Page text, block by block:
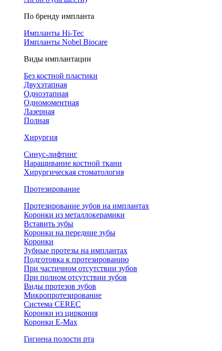
По бренду импланта
Импланты Hi-Tec
Импланты Nobel Biocare
Виды имплантации
Без костной пластики
Двухэтапная
Одноэтапная
Одномоментная
Лазерная
Полная
Хирургия
Синус-лифтинг
Наращивание костной ткани
Хирургическая стоматология
Протезирование
Протезирование зубов на имплантах
Коронки из металлокерамики
Вставить зубы
Коронки на передние зубы
Коронки
Зубные протезы на имплантах
Подготовка к протезированию
При частичном отсутствии зубов
При полном отсутствии зубов
Виды протезов зубов
Микропротезирование
Система CEREC
Коронки из циркония
Коронки E-Max
Гигиена полости рта